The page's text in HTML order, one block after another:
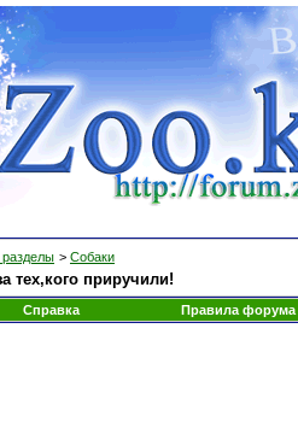
> Собаки
тех,кого приручили!
Справка Правила форума